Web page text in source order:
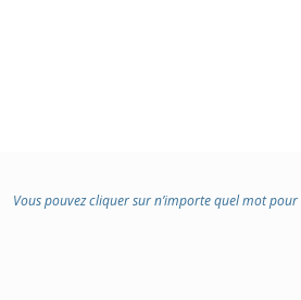
Vous pouvez cliquer sur n’importe quel mot